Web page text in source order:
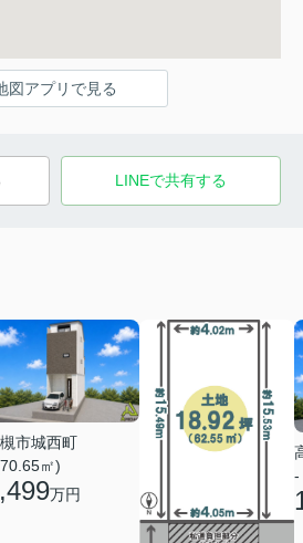
図アプリで見る
LINEで共有する
市城西町
㎡)
万円
-